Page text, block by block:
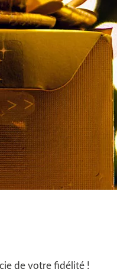
de votre fidélité !